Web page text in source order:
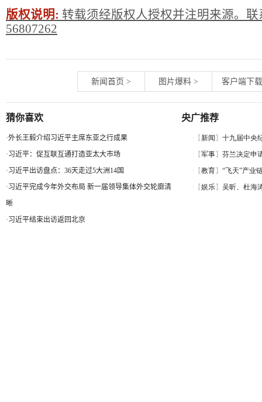
版权说明: 转载须经版权人授权并注明来源。联
56807262
新闻首页 > 图片爆料 > 客户端下载
猜你喜欢
·外长王毅介绍习近平主席东亚之行成果
·习近平：促互联互通打造亚太大市场
·习近平出访盘点：36天走过5大洲14国
·习近平完成今年外交布局 新一届领导集体外交轮廓清
晰
·习近平结束出访返回北京
央广推荐